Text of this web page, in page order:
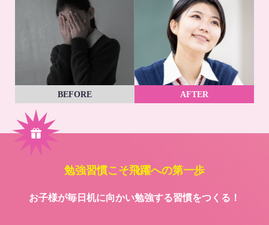
BEFORE AFTER
勉強習慣こそ飛躍への第一歩
お子様が毎日机に向かい勉強する習慣をつくる！